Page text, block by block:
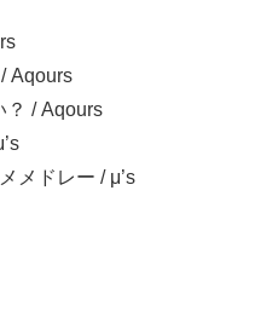
Aqours
？ / Aqours
メドレー / μ’s